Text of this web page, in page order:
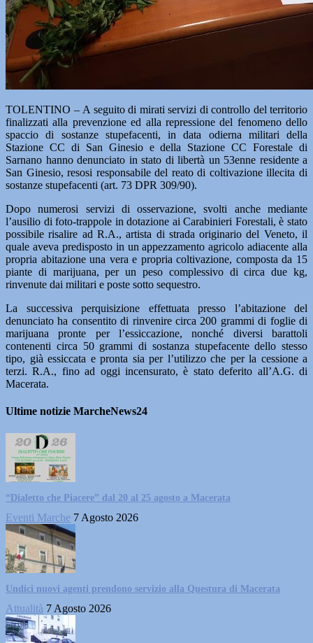
TOLENTINO – A seguito di mirati servizi di controllo del territorio
finalizzati alla prevenzione ed alla repressione del fenomeno dello
spaccio di sostanze stupefacenti, in data odierna militari della
Stazione CC di San Ginesio e della Stazione CC Forestale di
Sarnano hanno denunciato in stato di libertà un 53enne residente a
San Ginesio, resosi responsabile del reato di coltivazione illecita di
sostanze stupefacenti (art. 73 DPR 309/90).
Dopo numerosi servizi di osservazione, svolti anche mediante
l’ausilio di foto-trappole in dotazione ai Carabinieri Forestali, è stato
possibile risalire ad R.A., artista di strada originario del Veneto, il
quale aveva predisposto in un appezzamento agricolo adiacente alla
propria abitazione una vera e propria coltivazione, composta da 15
piante di marijuana, per un peso complessivo di circa due kg,
rinvenute dai militari e poste sotto sequestro.
La successiva perquisizione effettuata presso l’abitazione del
denunciato ha consentito di rinvenire circa 200 grammi di foglie di
marijuana pronte per l’essiccazione, nonché diversi barattoli
contenenti circa 50 grammi di sostanza stupefacente dello stesso
tipo, già essiccata e pronta sia per l’utilizzo che per la cessione a
terzi. R.A., fino ad oggi incensurato, è stato deferito all’A.G. di
Macerata.
Ultime notizie MarcheNews24
“Dialetto che Piacere” dal 20 al 25 agosto a Macerata
Eventi Marche 7 Agosto 2026
Undici nuovi agenti prendono servizio alla Questura di Macerata
Attualità 7 Agosto 2026